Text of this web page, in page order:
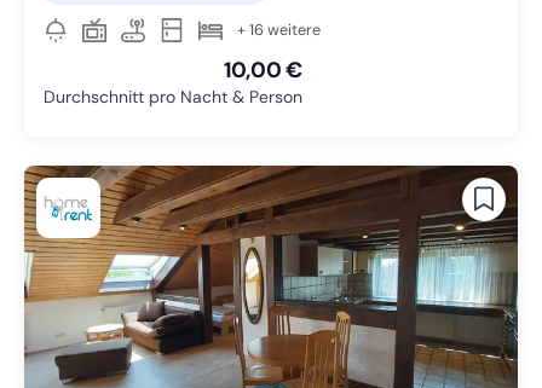
+ 16 weitere
10,00 €
Durchschnitt pro Nacht & Person